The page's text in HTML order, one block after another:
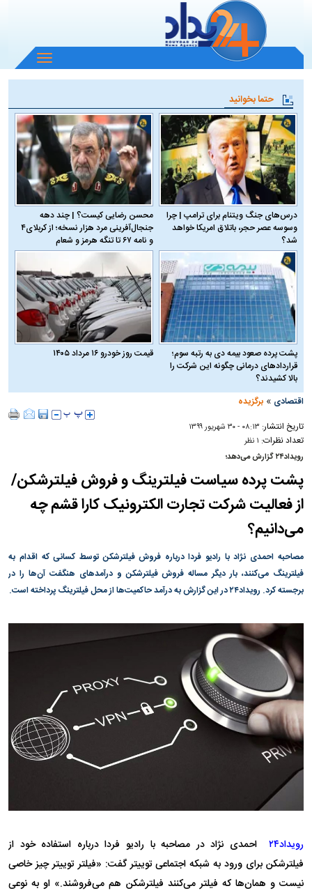
باز
و
منو
حتما بخوانید
درس‌های جنگ ویتنام برای ترامپ | چرا
وسوسه عصر حجر، باتلاق امریکا خواهد
شد؟
محسن رضایی کیست؟ | چند دهه
جنجال‌آفرینی مرد هزار نسخه؛ از کربلای۴
و نامه ۶۷ تا تنگه هرمز و شعام
پشت پرده صعود بیمه دی به رتبه سوم؛
قراردادهای درمانی چگونه این شرکت را
بالا کشیدند؟
قیمت روز خودرو ۱۶ مرداد ۱۴۰۵
اقتصادی »برگزیده
تاریخ انتشار: ۰۸:۱۳ - ۳۰ شهريور ۱۳۹۹
تعداد نظرات: ۱ نظر
رویداد۲۴ گزارش می‌دهد؛
پشت پرده سیاست فیلترینگ و فروش فیلترشکن/
از فعالیت شرکت تجارت الکترونیک کارا قشم چه
می‌دانیم؟
مصاحبه احمدی نژاد با رادیو فردا درباره فروش فیلترشکن توسط کسانی که اقدام به
فیلترینگ می‌کنند، بار دیگر مساله فروش فیلترشکن و درآمد‌های هنگفت آن‌ها را در
برجسته کرد. رویداد۲۴ در این گزارش به درآمد حاکمیت‌ها از محل فیلترینگ پرداخته است.
رویداد۲۴
احمدی نژاد در مصاحبه با رادیو فردا درباره استفاده خود از
فیلترشکن برای ورود به شبکه اجتماعی توییتر گفت: «فیلتر توییتر چیز خاصی
نیست و همان‌ها که فیلتر می‌کنند فیلترشکن هم می‌فروشند.» او به نوعی